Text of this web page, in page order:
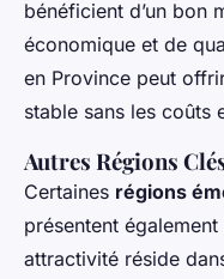
bénéficient d’un bon
économique et de
en Province peut
stable sans les coûts
Autres Régions
Certaines régions
présentent
attractivité réside